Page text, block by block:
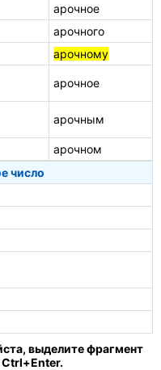
арочное
арочного
арочному
арочное
арочным
арочном
число
выделите фрагмент